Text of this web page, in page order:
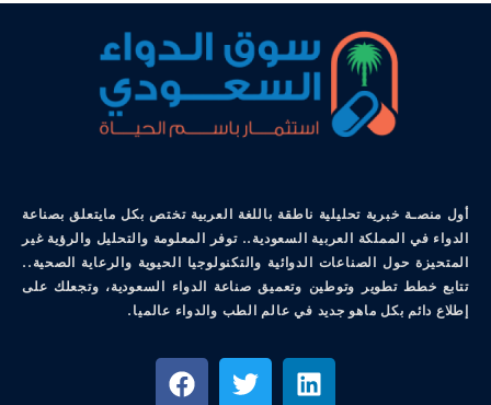
أول منصـة خبرية تحليلية ناطقة باللغة العربية تختص بكل مايتعلق بصناعة
الدواء في المملكة العربية السعودية.. توفر المعلومة والتحليل والرؤية غير
المتحيزة حول الصناعات الدوائية والتكنولوجيا الحيوية والرعاية الصحية..
تتابع خطط تطوير وتوطين وتعميق صناعة الدواء السعودية، وتجعلك على
إطلاع دائم بكل ماهو جديد في عالم الطب والدواء عالميا.